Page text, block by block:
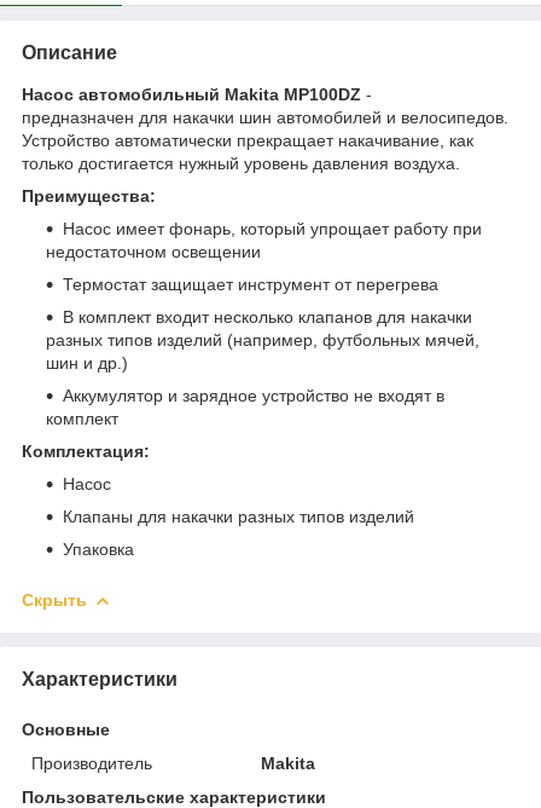
Описание
Насос автомобильный Makita MP100DZ -
предназначен для накачки шин автомобилей и велосипедов.
Устройство автоматически прекращает накачивание, как
только достигается нужный уровень давления воздуха.
Преимущества:
Насос имеет фонарь, который упрощает работу при
недостаточном освещении
Термостат защищает инструмент от перегрева
В комплект входит несколько клапанов для накачки
разных типов изделий (например, футбольных мячей,
шин и др.)
Аккумулятор и зарядное устройство не входят в
комплект
Комплектация:
Насос
Клапаны для накачки разных типов изделий
Упаковка
Скрыть
Характеристики
Основные
Производитель
Makita
Пользовательские характеристики